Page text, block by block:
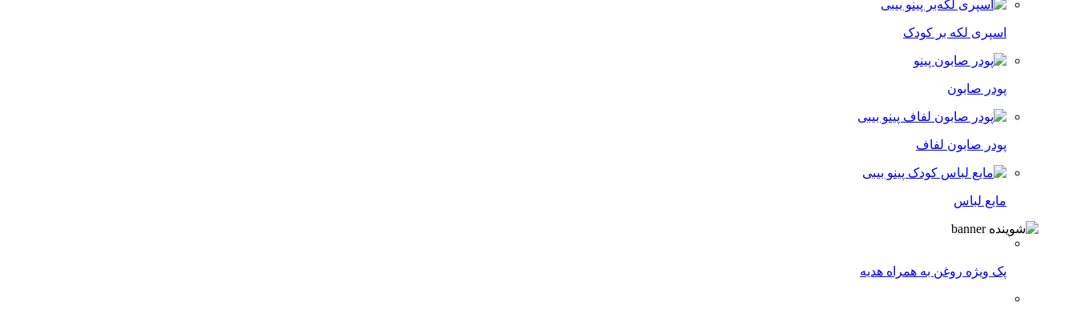
اسپری لکه‌ بر کودک
پودر صابون
پودر صابون لفاف
مایع لباس
پک ویژه روغن به همراه هدیه